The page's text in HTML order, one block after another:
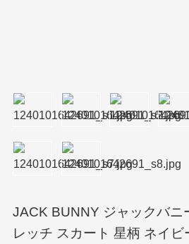
JACK BUNNY ジャックバニ
レッチ スカート 星柄 ネイビ